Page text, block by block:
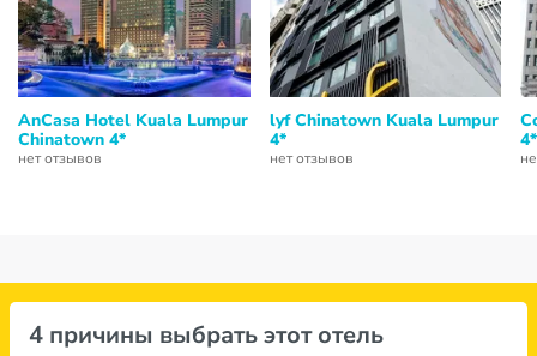
AnCasa Hotel Kuala Lumpur
Chinatown 4*
нет отзывов
lyf Chinatown Kuala Lumpur
4*
нет отзывов
4*
4 причины выбрать этот отель